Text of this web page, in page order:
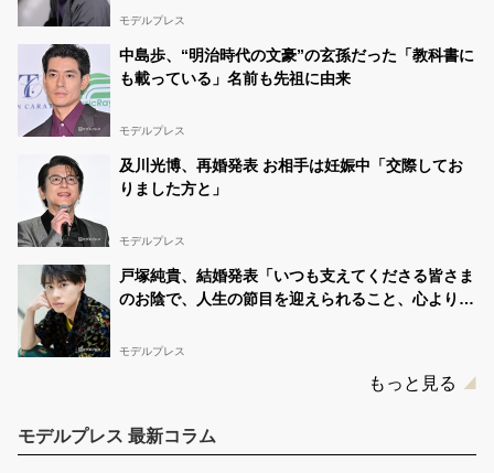
モデルプレス
中島歩、“明治時代の文豪”の玄孫だった「教科書に
も載っている」名前も先祖に由来
モデルプレス
及川光博、再婚発表 お相手は妊娠中「交際してお
りました方と」
モデルプレス
戸塚純貴、結婚発表「いつも支えてくださる皆さま
のお陰で、人生の節目を迎えられること、心より感
モデルプレス
もっと見る
モデルプレス 最新コラム